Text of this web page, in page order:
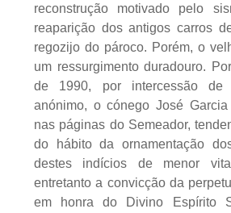
reconstrução motivado pelo
reaparição dos antigos carros
regozijo do pároco. Porém, o
um ressurgimento duradouro.
de 1990, por intercessão de
anónimo, o cónego José
nas páginas do Semeador,
do hábito da ornamentação
destes indícios de menor
entretanto a convicção da
em honra do Divino Espírito